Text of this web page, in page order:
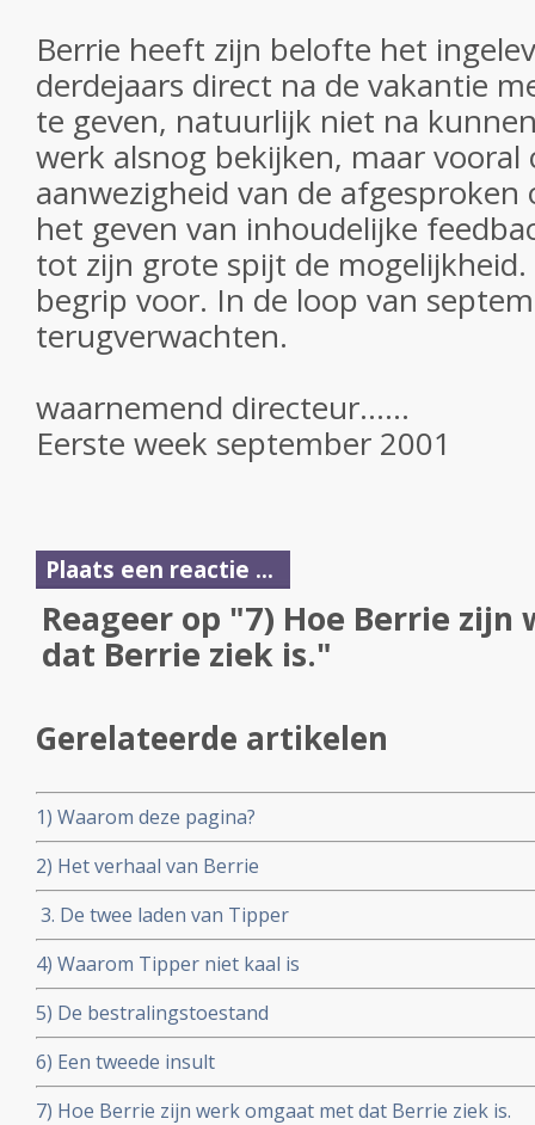
Berrie heeft zijn belofte het
derdejaars direct na de vakantie
te geven, natuurlijk niet na
werk alsnog bekijken, maar
aanwezigheid van de afgesproken
het geven van inhoudelijke
tot zijn grote spijt de mogelijkheid.
begrip voor. In de loop van
terugverwachten.
waarnemend directeur......
Eerste week september 2001
Plaats een reactie ...
Reageer op "7) Hoe Berrie
dat Berrie ziek is."
Gerelateerde artikelen
1) Waarom deze pagina?
2) Het verhaal van Berrie
3. De twee laden van Tipper
4) Waarom Tipper niet kaal is
5) De bestralingstoestand
6) Een tweede insult
7) Hoe Berrie zijn werk omgaat met dat Berrie ziek is.